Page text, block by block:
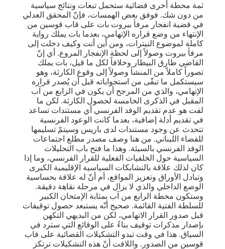
ثمة محطة أخرى قضائية ستحمل تبعات ونتائج سياسية
من دون شك. فوفق بعض الهمسات، فإنّ المحقق العدلي
في قضية انفجار مرفأ بيروت بات على قاب قوسين من
الإنتهاء من وضع قراره الإتهامي، بعدما بات يملك رواية
كاملة لموضوع النيترات، ومن أين أتت وكيف دخلت إلى
مرفأ بيروت وصولاً إلى لحظة الإنفجار المروع. أي إنّ
القاضي طارق البيطار وخلافاً لكل ما قيل، بات يملك
تصوراً كاملاً من المنشأ وصولاً إلى وقوع الكارثة، وهو
سيستكمل ما تبقّى من استجواباته قبل أن يُصدر قراره
الإتهامي، والذي من المرجح أن يكون في الرابع من آب
المقبل في الذكرى الخامسة لحصول الكارثة. لكن ما
لفت هو عدم تقديم الوفد الفرنسي أي مستندات تساعد
في تقديم أدلة إضافية، بعدما كانت الوعود الفرنسية
تتحدث عن وجود مستندات لدى باريس وسيتمّ تسليمها
للقضاء اللبناني. من هنا وصف مصدر مطلع اجتماعات
الوفد الفرنسي بالسيئة. وهذا ما فتح باب التحليلات
السياسية حول الخلفيات الفعلية للقرار الفرنسي، وما إذا
كان لذلك علاقة بالتشابكات السياسية الإقليمية الكبرى
وتبادل الأوراق وتعزيز المواقع، أم أنّ له علاقة بحساسية
الوضع الداخلي والذي لا يزال في مرحلة نقاهة دقيقة.
وستكون محطة الرابع من آب بمثابة الإمتحان الكبير
للسلطة الفتية القائمة. صحيح أنّه يستبعد حصول توقيفات
قبل صدور القرار الاتهامي، لكن من البديهي التكهن
بإصدار مذكرات توقيف بناءً على الوقائع التي سترد في
السياق. هذا في وقت تبدو التشكيلات القضائية على قاب
قوسين من الصدور. واللافت أنّ هذه التشكيلات ترتكز